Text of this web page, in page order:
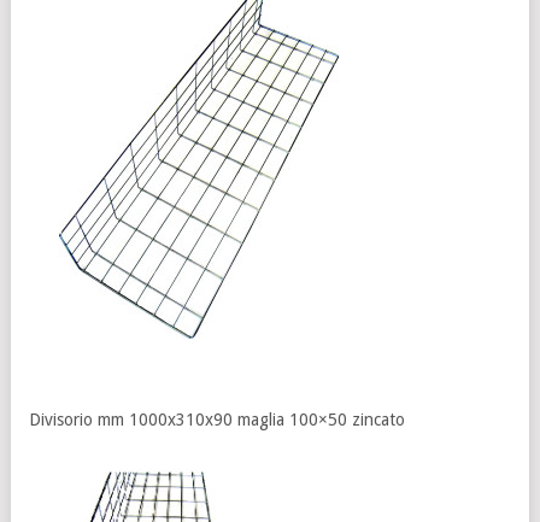
Divisorio mm 1000x310x90 maglia 100×50 zincato